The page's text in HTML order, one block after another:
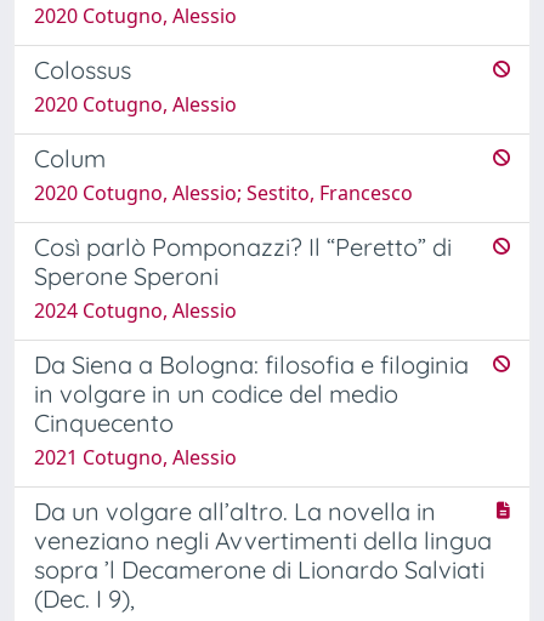
2020 Cotugno, Alessio
Colossus
2020 Cotugno, Alessio
Colum
2020 Cotugno, Alessio; Sestito, Francesco
Così parlò Pomponazzi? Il “Peretto” di
Sperone Speroni
2024 Cotugno, Alessio
Da Siena a Bologna: filosofia e filoginia
in volgare in un codice del medio
Cinquecento
2021 Cotugno, Alessio
Da un volgare all’altro. La novella in
veneziano negli Avvertimenti della lingua
sopra ’l Decamerone di Lionardo Salviati
(Dec. I 9),